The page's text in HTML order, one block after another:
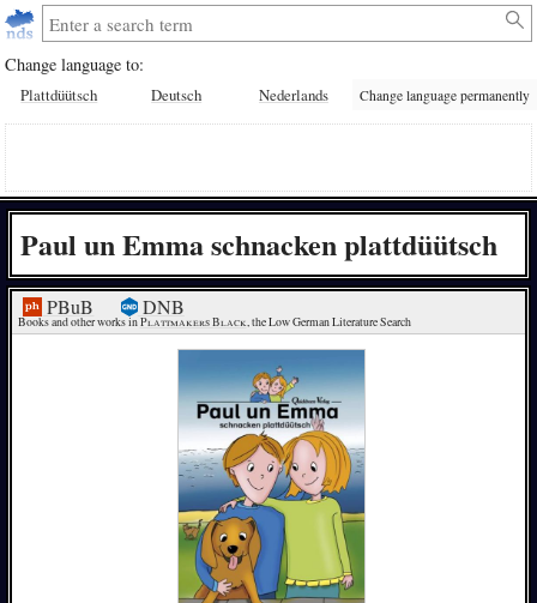
Change language to:
Plattdüütsch Deutsch Nederlands Change language permanently
Paul un Emma schnacken plattdüütsch
PBuB DNB
Books and other works in Plattmakers Black, the Low German Literature Search